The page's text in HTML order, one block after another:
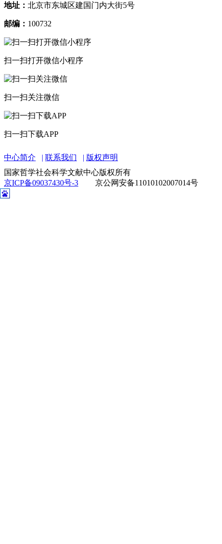
地址： 北京市东城区建国门内大街5号
邮编： 100732
扫一扫打开微信小程序
扫一扫关注微信
扫一扫下载APP
中心简介 联系我们
版权声明
国家哲学社会科学文献中心版权所有
京ICP备09037430号-3
京公网安备11010102007014号